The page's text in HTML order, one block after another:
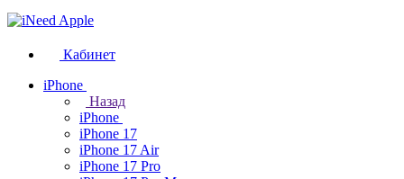
Кабинет
iPhone
Назад
iPhone
iPhone 17
iPhone 17 Air
iPhone 17 Pro